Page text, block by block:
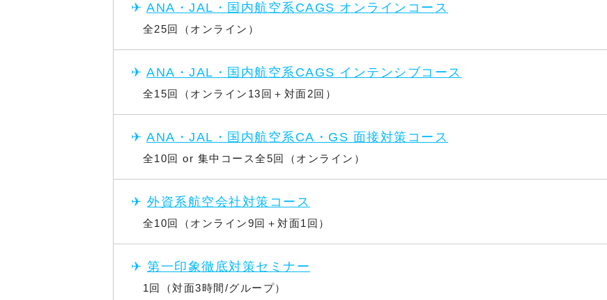
よくあるご質問
スカイパス コラム
✈︎ ANA・JAL・国内航空系CAGS オンラインコース
全25回（オンライン）
✈︎ ANA・JAL・国内航空系CAGS インテンシブコース
全15回（オンライン13回＋対面2回）
✈︎ ANA・JAL・国内航空系CA・GS 面接対策コース
全10回 or 集中コース全5回（オンライン）
✈︎ 外資系航空会社対策コース
全10回（オンライン9回＋対面1回）
✈︎ 第一印象徹底対策セミナー
1回（対面3時間/グループ）